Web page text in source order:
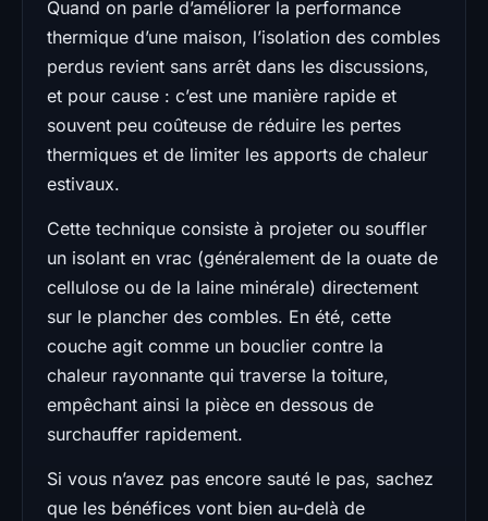
Quand on parle d’améliorer la performance
thermique d’une maison, l’isolation des combles
perdus revient sans arrêt dans les discussions,
et pour cause : c’est une manière rapide et
souvent peu coûteuse de réduire les pertes
thermiques et de limiter les apports de chaleur
estivaux.
Cette technique consiste à projeter ou souffler
un isolant en vrac (généralement de la ouate de
cellulose ou de la laine minérale) directement
sur le plancher des combles. En été, cette
couche agit comme un bouclier contre la
chaleur rayonnante qui traverse la toiture,
empêchant ainsi la pièce en dessous de
surchauffer rapidement.
Si vous n’avez pas encore sauté le pas, sachez
que les bénéfices vont bien au-delà de